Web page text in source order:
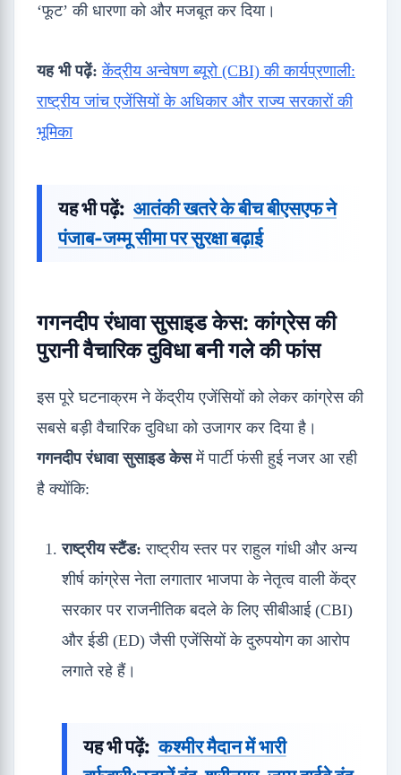
‘फूट’ की धारणा को और मजबूत कर दिया।
यह भी पढ़ें: केंद्रीय अन्वेषण ब्यूरो (CBI) की कार्यप्रणाली:
राष्ट्रीय जांच एजेंसियों के अधिकार और राज्य सरकारों की
भूमिका
यह भी पढ़ें: आतंकी खतरे के बीच बीएसएफ ने
पंजाब-जम्मू सीमा पर सुरक्षा बढ़ाई
गगनदीप रंधावा सुसाइड केस: कांग्रेस की
पुरानी वैचारिक दुविधा बनी गले की फांस
इस पूरे घटनाक्रम ने केंद्रीय एजेंसियों को लेकर कांग्रेस की
सबसे बड़ी वैचारिक दुविधा को उजागर कर दिया है।
गगनदीप रंधावा सुसाइड केसमें पार्टी फंसी हुई नजर आ रही
है क्योंकि:
राष्ट्रीय स्टैंड: राष्ट्रीय स्तर पर राहुल गांधी और अन्य
शीर्ष कांग्रेस नेता लगातार भाजपा के नेतृत्व वाली केंद्र
सरकार पर राजनीतिक बदले के लिए सीबीआई (CBI)
और ईडी (ED) जैसी एजेंसियों के दुरुपयोग का आरोप
लगाते रहे हैं।
यह भी पढ़ें: कश्मीर मैदान में भारी